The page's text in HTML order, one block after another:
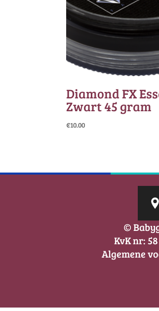
Diamond FX
Zwart 45 gram
€10.00
©
KvK nr:
Algemene